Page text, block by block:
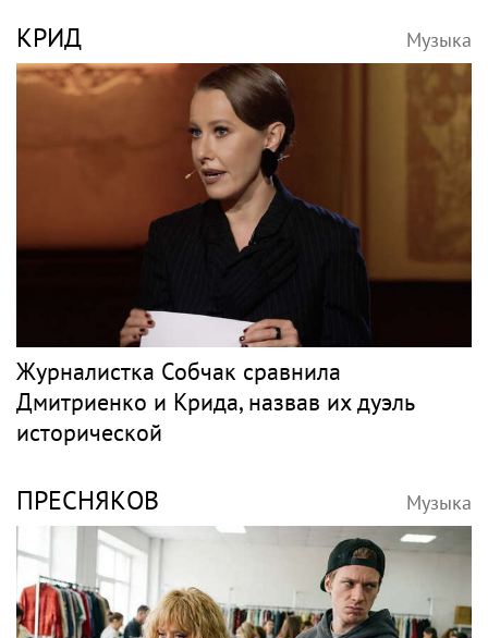
КРИД Музыка
Журналистка Собчак сравнила
Дмитриенко и Крида, назвав их дуэль
исторической
ПРЕСНЯКОВ Музыка